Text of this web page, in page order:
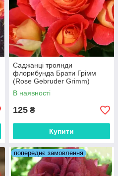
Саджанці троянди
флорибунда Брати Грімм
(Rose Gebruder Grimm)
В наявності
125 ₴
Купити
попереднє замовлення